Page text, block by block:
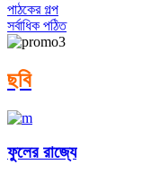
পাঠকের গল্প
সর্বাধিক পঠিত
ছবি
ফুলের রাজ্যে